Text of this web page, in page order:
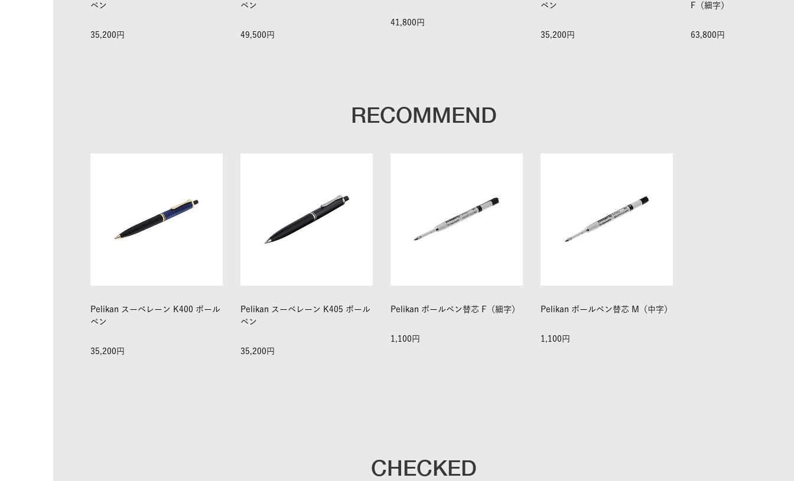
ペン
35,200
ペン
49,500
41,800
ペン
35,200
F（細字）
63,800
RECOMMEND
Pelikan スーベレーン K400 ボール
ペン
35,200
Pelikan スーベレーン K405 ボール
ペン
35,200
Pelikan ボールペン替芯 F（細字）
1,100
Pelikan ボールペン替芯 M（中字）
1,100
CHECKED